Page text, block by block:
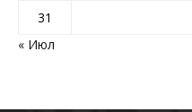
31
« Июл